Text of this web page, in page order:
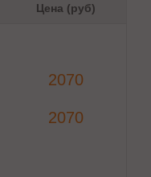
Цена (руб)
2070
2070